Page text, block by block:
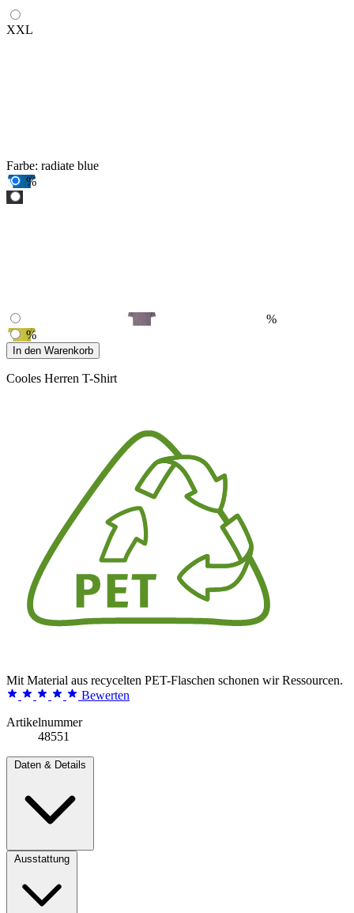
XXL
Farbe: radiate blue
%
%
%
In den Warenkorb
Cooles Herren T-Shirt
Mit Material aus recycelten PET-Flaschen schonen wir Ressourcen.
Bewerten
Artikelnummer
48551
Daten & Details
Ausstattung